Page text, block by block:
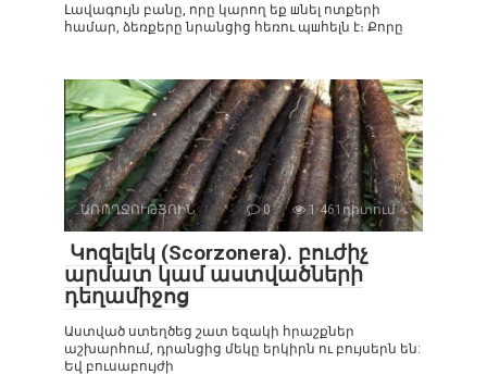
Լավագույն բանը, որը կարող եք шնել ոտքերի
համար, ձեռքերը նրանցից հեռու պшհելն է։ Քորը
ԱՌՈՂՋՈՒԹՅՈԻՆ 0 1 461դիտում
Կոզելեկ (Scorzonera). բուժիչ
արմատ կամ աստվածների
դեղամիջոց
Աստված ստեղծեց շատ եզակի հրաշքներ
աշխարհում, դրանցից մեկը երկիրն ու բույսերն են:
Եվ բուսաբույժի